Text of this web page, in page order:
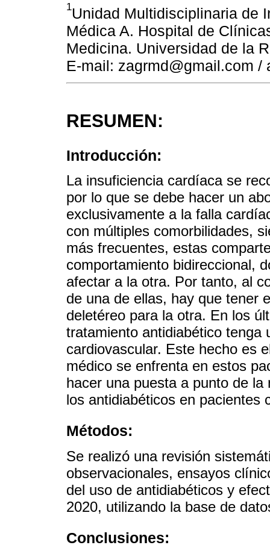
1Unidad Multidisciplinaria de
Médica A. Hospital de
Medicina. Universidad de la
E-mail: zagrmd@gmail.com
RESUMEN:
Introducción:
La insuficiencia cardíaca se
por lo que se debe hacer un
exclusivamente a la falla
con múltiples comorbilidades,
más frecuentes, estas
comportamiento bidireccional,
afectar a la otra. Por tanto, al
de una de ellas, hay que tener
deletéreo para la otra. En los
tratamiento antidiabético tenga
cardiovascular. Este hecho es
médico se enfrenta en estos
hacer una puesta a punto de
los antidiabéticos en pacientes
Métodos:
Se realizó una revisión
observacionales, ensayos
del uso de antidiabéticos y
2020, utilizando la base de
Conclusiones: